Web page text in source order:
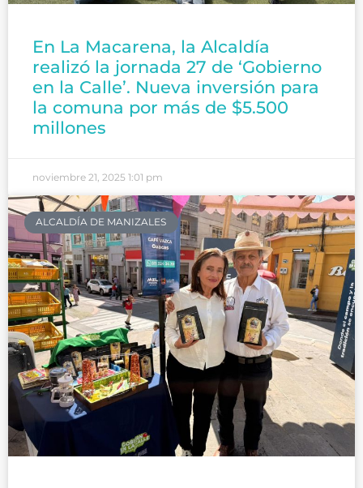
En La Macarena, la Alcaldía
realizó la jornada 27 de ‘Gobierno
en la Calle’. Nueva inversión para
la comuna por más de $5.500
millones
noviembre 21, 2025 1:01 pm
ALCALDÍA DE MANIZALES